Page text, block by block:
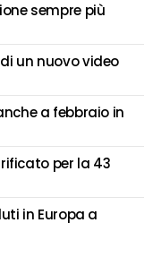
sempre più
un nuovo video
a febbraio in
per la 43
in Europa a